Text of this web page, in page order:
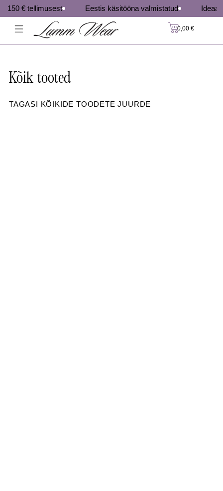
Skip
to
content
150 € tellimusest Eestis käsitööna valmistatud
0,00 €
Kõik tooted
TAGASI KÕIKIDE TOODETE JUURDE